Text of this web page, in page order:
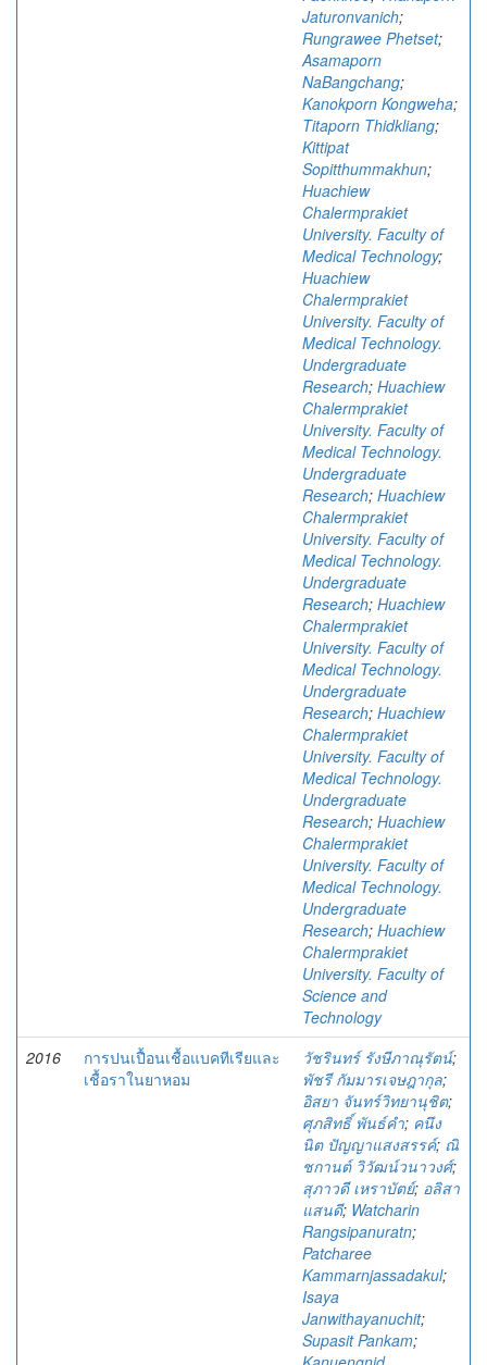
Jaturonvanich;
Rungrawee Phetset;
Asamaporn
NaBangchang;
Kanokporn Kongweha;
Titaporn Thidkliang;
Kittipat
Sopitthummakhun;
Huachiew
Chalermprakiet
University. Faculty of
Medical Technology;
Huachiew
Chalermprakiet
University. Faculty of
Medical Technology.
Undergraduate
Research; Huachiew
Chalermprakiet
University. Faculty of
Medical Technology.
Undergraduate
Research; Huachiew
Chalermprakiet
University. Faculty of
Medical Technology.
Undergraduate
Research; Huachiew
Chalermprakiet
University. Faculty of
Medical Technology.
Undergraduate
Research; Huachiew
Chalermprakiet
University. Faculty of
Medical Technology.
Undergraduate
Research; Huachiew
Chalermprakiet
University. Faculty of
Medical Technology.
Undergraduate
Research; Huachiew
Chalermprakiet
University. Faculty of
Science and
Technology
2016
การปนเปื้อนเชื้อแบคทีเรียและ
เชื้อราในยาหอม
วัชรินทร์ รังษีภาณุรัตน์;
พัชรี กัมมารเจษฎากุล;
อิสยา จันทร์วิทยานุชิต;
ศุภสิทธิ์ พันธ์คำ; คนึง
นิต ปัญญาแสงสรรค์; ณิ
ชกานต์ วิวัฒน์วนาวงศ์;
สุภาวดี เหราบัตย์; อลิสา
แสนดี; Watcharin
Rangsipanuratn;
Patcharee
Kammarnjassadakul;
Isaya
Janwithayanuchit;
Supasit Pankam;